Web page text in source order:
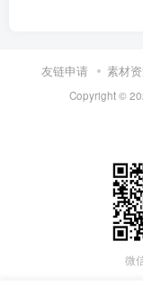
友链申请 素材
Copyright ©
微